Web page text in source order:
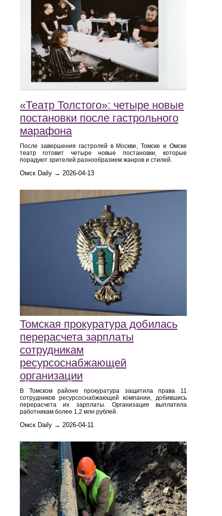
«Театр Толстого»: четыре новые
постановки после гастрольного
марафона
После завершения гастролей в Москве, Томске и Омске
театр готовит четыре новые постановки, которые
порадуют зрителей разнообразием жанров и стилей.
Омск Daily → 2026-04-13
Томская прокуратура добилась
перерасчета зарплаты
сотрудникам
ресурсоснабжающей
организации
В Томском районе прокуратура защитила права 11
сотрудников ресурсоснабжающей компании, добившись
перерасчета их зарплаты. Организация выплатила
работникам более 1,2 млн рублей.
Омск Daily → 2026-04-11